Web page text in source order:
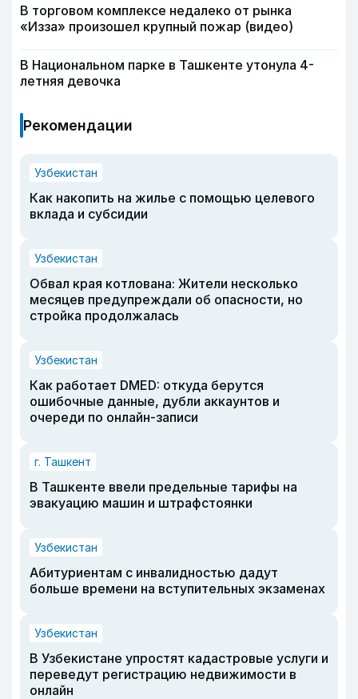
В торговом комплексе недалеко от рынка
«Изза» произошел крупный пожар (видео)
В Национальном парке в Ташкенте утонула 4-
летняя девочка
Рекомендации
Узбекистан
Как накопить на жилье с помощью целевого
вклада и субсидии
Узбекистан
Обвал края котлована: Жители несколько
месяцев предупреждали об опасности, но
стройка продолжалась
Узбекистан
Как работает DMED: откуда берутся
ошибочные данные, дубли аккаунтов и
очереди по онлайн-записи
г. Ташкент
В Ташкенте ввели предельные тарифы на
эвакуацию машин и штрафстоянки
Узбекистан
Абитуриентам с инвалидностью дадут
больше времени на вступительных экзаменах
Узбекистан
В Узбекистане упростят кадастровые услуги и
переведут регистрацию недвижимости в
онлайн